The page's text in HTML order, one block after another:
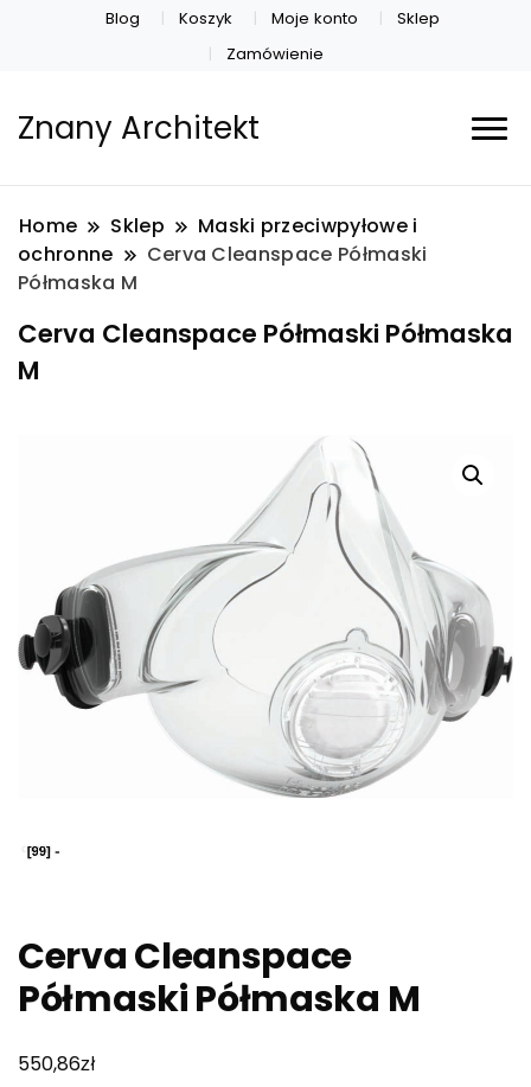
Blog Koszyk Moje konto
Sklep
Zamówienie
Znany Architekt
Home Sklep
Maski przeciwpyłowe i
ochronne
Cerva Cleanspace Półmaski
Półmaska M
Cerva Cleanspace Półmaski Półmaska
M
Cerva Cleanspace
Półmaski Półmaska M
550,86zł